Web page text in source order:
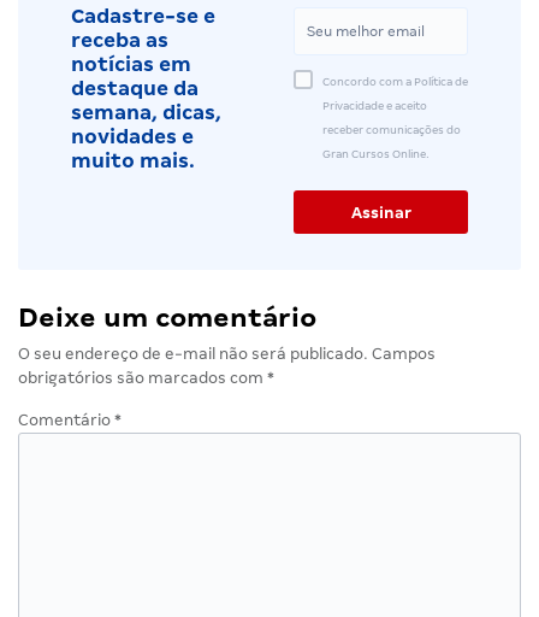
Cadastre-se e
receba as
notícias em
destaque da
semana, dicas,
novidades e
muito mais.
Concordo com a Política de
Privacidade e aceito
receber comunicações do
Gran Cursos Online.
Deixe um comentário
O seu endereço de e-mail não será publicado. Campos
obrigatórios são marcados com *
Comentário *